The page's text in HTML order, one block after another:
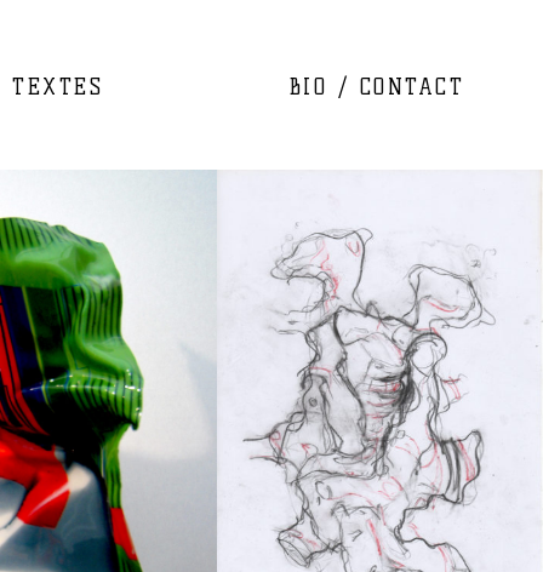
TEXTES BIO / CONTACT
Dessin 2017